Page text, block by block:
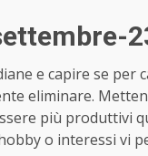
e capire se per
eliminare.
più produttivi
o interessi vi